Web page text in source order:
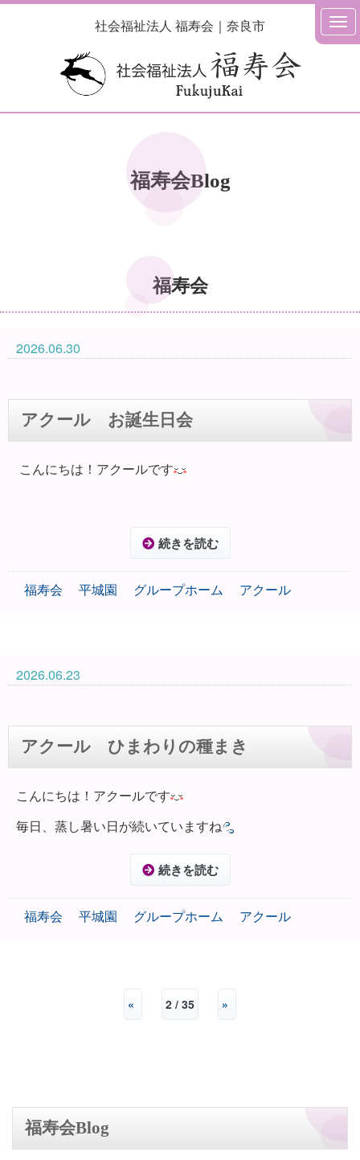
社会福祉法人 福寿会｜奈良市
福寿会Blog
福寿会
2026.06.30
アクール お誕生日会
こんにちは！アクールです
続きを読む
福寿会 平城園 グループホーム アクール
2026.06.23
アクール ひまわりの種まき
こんにちは！アクールです
毎日、蒸し暑い日が続いていますね
続きを読む
福寿会 平城園 グループホーム アクール
« 2 / 35 »
福寿会Blog